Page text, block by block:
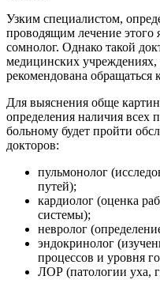
Узким специалистом,
проводящим лечение этого
сомнолог. Однако такой
медицинских
рекомендована обращаться
Для выяснения обще
определения наличия
больному будет пройти
докторов:
пульмонолог
путей);
кардиолог (оценка
системы);
невролог
эндокринолог
процессов и уровня
ЛОР (патологии уха,